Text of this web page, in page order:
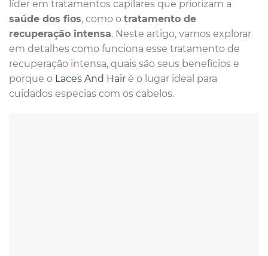
líder em tratamentos capilares que priorizam a
saúde dos fios, como o tratamento de
recuperação intensa. Neste artigo, vamos explorar
em detalhes como funciona esse tratamento de
recuperação intensa, quais são seus benefícios e
porque o Laces And Hair é o lugar ideal para
cuidados especias com os cabelos.